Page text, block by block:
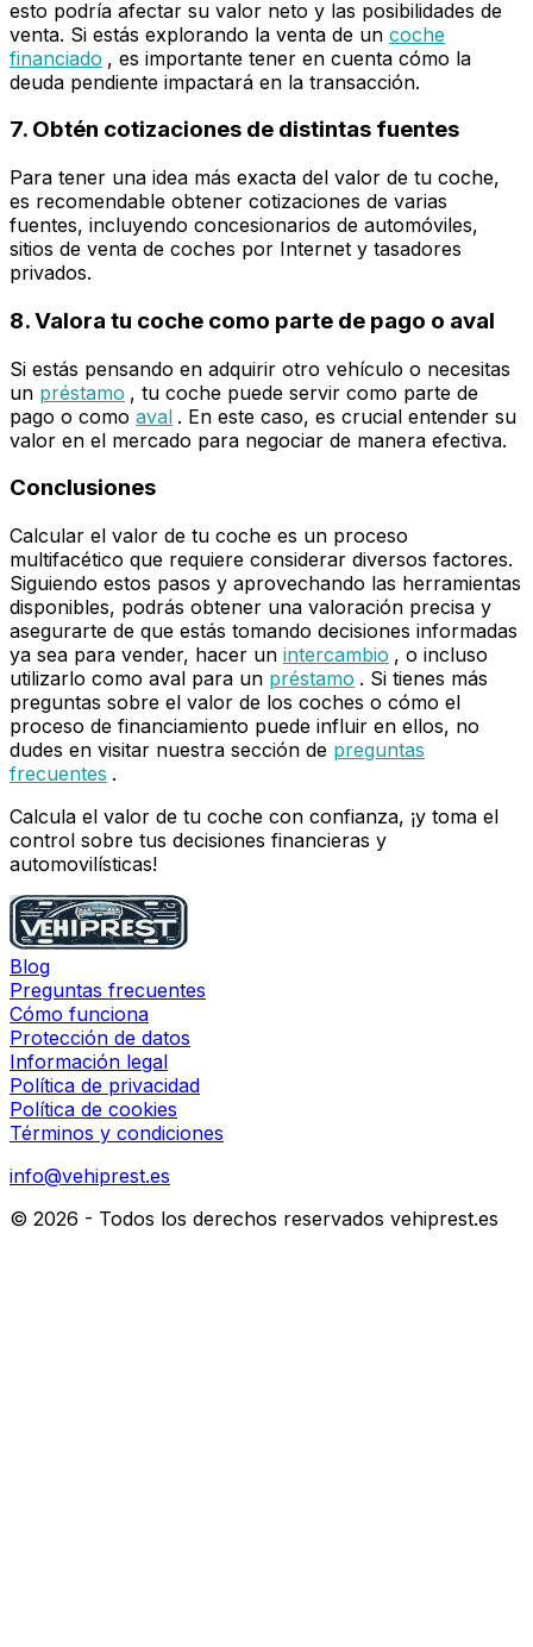
esto podría afectar su valor neto y las posibilidades de
venta. Si estás explorando la venta de un coche
financiado , es importante tener en cuenta cómo la
deuda pendiente impactará en la transacción.
7. Obtén cotizaciones de distintas fuentes
Para tener una idea más exacta del valor de tu coche,
es recomendable obtener cotizaciones de varias
fuentes, incluyendo concesionarios de automóviles,
sitios de venta de coches por Internet y tasadores
privados.
8. Valora tu coche como parte de pago o aval
Si estás pensando en adquirir otro vehículo o necesitas
un préstamo , tu coche puede servir como parte de
pago o como aval . En este caso, es crucial entender su
valor en el mercado para negociar de manera efectiva.
Conclusiones
Calcular el valor de tu coche es un proceso
multifacético que requiere considerar diversos factores.
Siguiendo estos pasos y aprovechando las herramientas
disponibles, podrás obtener una valoración precisa y
asegurarte de que estás tomando decisiones informadas
ya sea para vender, hacer un intercambio , o incluso
utilizarlo como aval para un préstamo . Si tienes más
preguntas sobre el valor de los coches o cómo el
proceso de financiamiento puede influir en ellos, no
dudes en visitar nuestra sección de preguntas
frecuentes .
Calcula el valor de tu coche con confianza, ¡y toma el
control sobre tus decisiones financieras y
automovilísticas!
Blog
Preguntas frecuentes
Cómo funciona
Protección de datos
Información legal
Política de privacidad
Política de cookies
Términos y condiciones
info@vehiprest.es
© 2026 - Todos los derechos reservados vehiprest.es